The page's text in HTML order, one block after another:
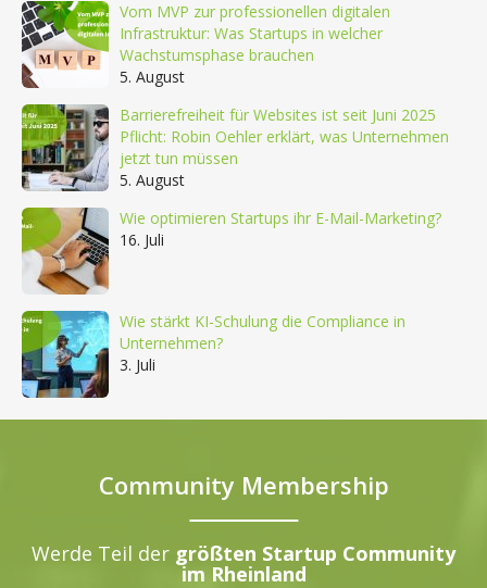
Vom MVP zur professionellen digitalen
Infrastruktur: Was Startups in welcher
Wachstumsphase brauchen
5. August
Barrierefreiheit für Websites ist seit Juni 2025
Pflicht: Robin Oehler erklärt, was Unternehmen
jetzt tun müssen
5. August
Wie optimieren Startups ihr E-Mail-Marketing?
16. Juli
Wie stärkt KI-Schulung die Compliance in
Unternehmen?
3. Juli
Community Membership
Werde Teil der größten Startup Community
im Rheinland